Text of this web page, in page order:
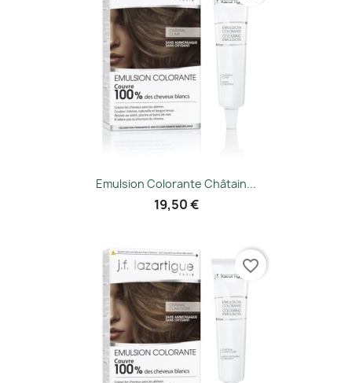
Emulsion Colorante Châtain...
19,50 €
favorite_border